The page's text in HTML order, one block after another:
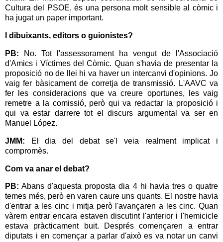
Cultura del PSOE, és una persona molt sensible al còmic i
ha jugat un paper important.
I dibuixants, editors o guionistes?
PB: No. Tot l'assessorament ha vengut de l'Associació
d'Amics i Víctimes del Còmic. Quan s'havia de presentar la
proposició no de llei hi va haver un intercanvi d'opinions. Jo
vaig fer bàsicament de corretja de transmissió. L'AAVC va
fer les consideracions que va creure oportunes, les vaig
remetre a la comissió, però qui va redactar la proposició i
qui va estar darrere tot el discurs argumental va ser en
Manuel López.
JMM: El dia del debat se'l veia realment implicat i
compromès.
Com va anar el debat?
PB: Abans d'aquesta proposta dia 4 hi havia tres o quatre
temes més, però en varen caure uns quants. El nostre havia
d'entrar a les cinc i mitja però l'avançaren a les cinc. Quan
vàrem entrar encara estaven discutint l'anterior i l'hemicicle
estava pràcticament buit. Després començaren a entrar
diputats i en començar a parlar d'això es va notar un canvi